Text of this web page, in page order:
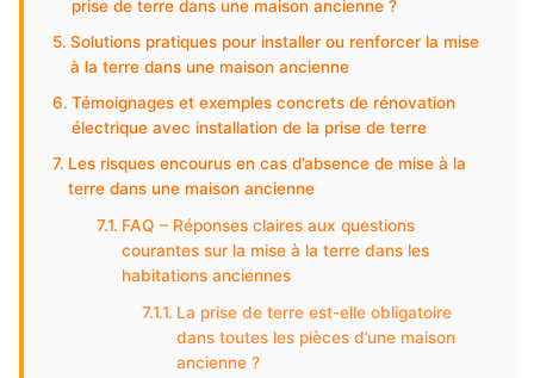
prise de terre dans une maison ancienne ?
Solutions pratiques pour installer ou renforcer la mise
à la terre dans une maison ancienne
Témoignages et exemples concrets de rénovation
électrique avec installation de la prise de terre
Les risques encourus en cas d’absence de mise à la
terre dans une maison ancienne
FAQ – Réponses claires aux questions
courantes sur la mise à la terre dans les
habitations anciennes
La prise de terre est-elle obligatoire
dans toutes les pièces d’une maison
ancienne ?